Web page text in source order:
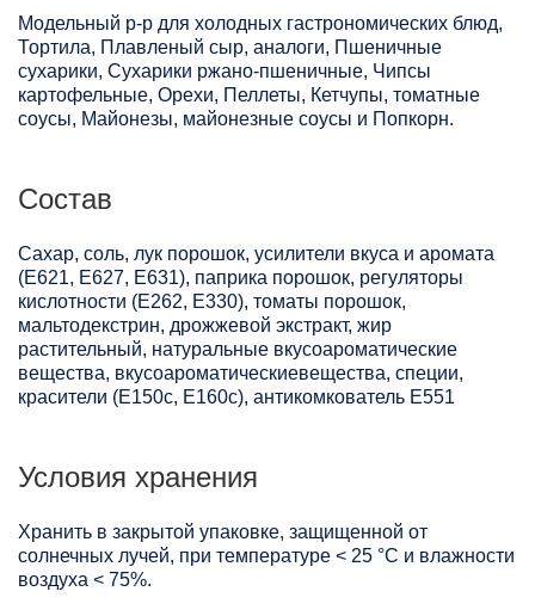
Модельный р-р для холодных гастрономических блюд,
Тортила, Плавленый сыр, аналоги, Пшеничные
сухарики, Сухарики ржано-пшеничные, Чипсы
картофельные, Орехи, Пеллеты, Кетчупы, томатные
соусы, Майонезы, майонезные соусы и Попкорн.
Состав
Сахар, соль, лук порошок, усилители вкуса и аромата
(Е621, Е627, Е631), паприка порошок, регуляторы
кислотности (Е262, Е330), томаты порошок,
мальтодекстрин, дрожжевой экстракт, жир
растительный, натуральные вкусоароматические
вещества, вкусоароматическиевещества, специи,
красители (Е150с, Е160с), антикомкователь Е551
Условия хранения
Хранить в закрытой упаковке, защищенной от
солнечных лучей, при температуре < 25 °C и влажности
воздуха < 75%.